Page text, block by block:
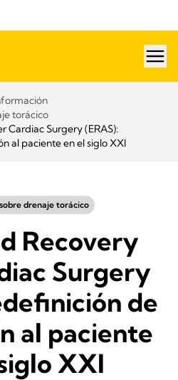
torácico
Cardiac Surgery (ERAS):
al paciente en el siglo XXI
drenaje torácico
Recovery
Surgery
de
al paciente
XXI